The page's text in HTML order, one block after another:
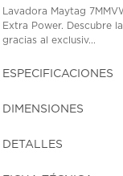
Lavadora Maytag
Extra Power. Descubre
gracias al exclusiv...
ESPECIFICACIONES
DIMENSIONES
DETALLES